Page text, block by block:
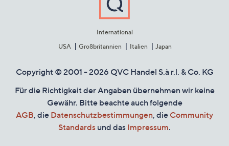
International
USA
Großbritannien Italien Japan
Copyright © 2001 - 2026 QVC Handel S.à r.l. & Co. KG
Für die Richtigkeit der Angaben übernehmen wir keine
Gewähr. Bitte beachte auch folgende
AGB, die Datenschutzbestimmungen, die Community
Standards und das Impressum.